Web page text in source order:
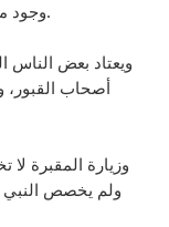
وجود محارم. وهذه منكرات بعضها فوق بعض.
أصحاب القبور،
وزيارة المقبرة لا
ولم يخصص النبي